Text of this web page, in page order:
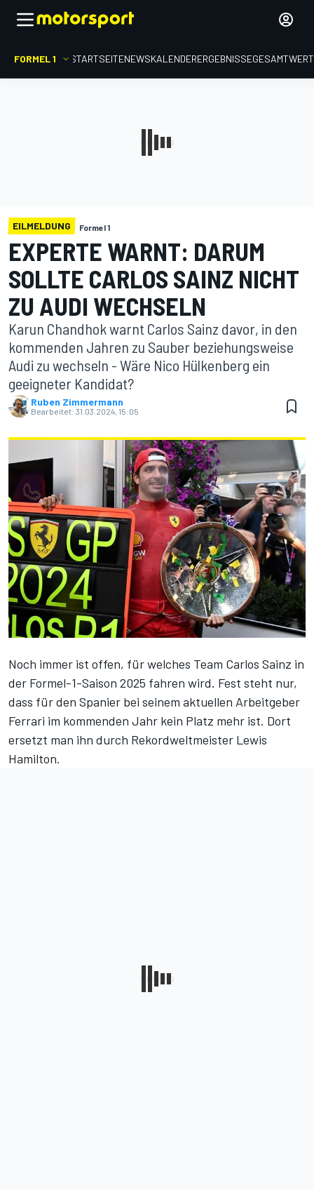
FORMEL 1 STARTSEITENEWSKALENDERERGEBNISSE
EILMELDUNG Formel 1
EXPERTE WARNT: DARUM
SOLLTE CARLOS SAINZ NICHT
ZU AUDI WECHSELN
Karun Chandhok warnt Carlos Sainz davor, in den
kommenden Jahren zu Sauber beziehungsweise
Audi zu wechseln - Wäre Nico Hülkenberg ein
geeigneter Kandidat?
Ruben Zimmermann
Bearbeitet: 31.03.2024, 15:05
Noch immer ist offen, für welches Team Carlos Sainz in
der Formel-1-Saison 2025 fahren wird. Fest steht nur,
dass für den Spanier bei seinem aktuellen Arbeitgeber
Ferrari im kommenden Jahr kein Platz mehr ist. Dort
ersetzt man ihn durch Rekordweltmeister Lewis
Hamilton.